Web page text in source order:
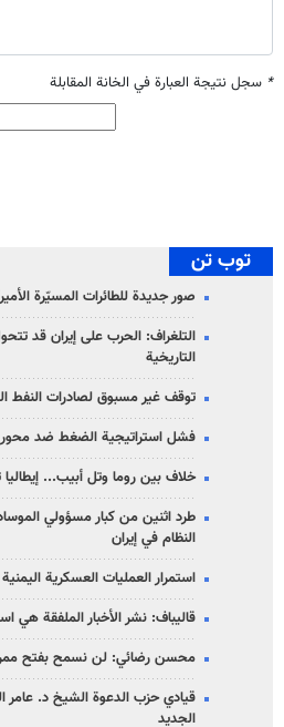
* سجل نتيجة العبارة في الخانة المقابلة
توب تن
صور جديدة للطائرات المسيّرة
التلغراف: الحرب على إيران قد
التاريخية
توقف غير مسبوق لصادرات النفط
فشل استراتيجية الضغط ضد محور
خلاف بين روما وتل أبيب... إيطاليا
طرد اثنين من كبار مسؤولي
النظام في إيران
استمرار العمليات العسكرية
قاليباف: نشر الأخبار الملفقة هي
محسن رضائي: لن نسمح بفتح
قيادي حزب الدعوة الشيخ د. عامر
الجديد